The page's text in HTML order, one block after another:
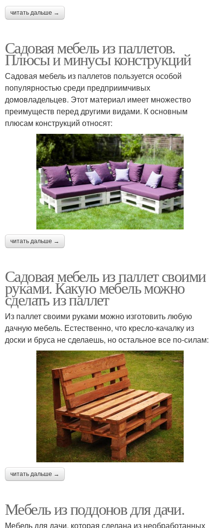
читать дальше →
Садовая мебель из паллетов.
Плюсы и минусы конструкций
Садовая мебель из паллетов пользуется особой
популярностью среди предприимчивых
домовладельцев. Этот материал имеет множество
преимуществ перед другими видами. К основным
плюсам конструкций относят:
читать дальше →
Садовая мебель из паллет своими
руками. Какую мебель можно
сделать из паллет
Из паллет своими руками можно изготовить любую
дачную мебель. Естественно, что кресло-качалку из
доски и бруса не сделаешь, но остальное все по-силам:
читать дальше →
Мебель из поддонов для дачи.
Мебель для дачи, которая сделана из необработанных